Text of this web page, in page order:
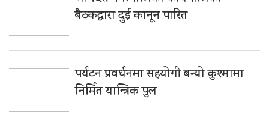
बैठकद्वारा दुई कानून पारित
पर्यटन प्रवर्धनमा सहयोगी बन्यो कुश्मामा
निर्मित यान्त्रिक पुल